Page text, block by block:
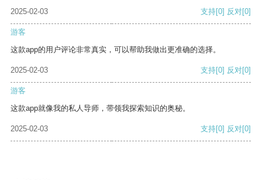
2025-02-03 支持[0] 反对[0]
游客
这款app的用户评论非常真实，可以帮助我做出更准确的选择。
2025-02-03 支持[0] 反对[0]
游客
这款app就像我的私人导师，带领我探索知识的奥秘。
2025-02-03 支持[0] 反对[0]